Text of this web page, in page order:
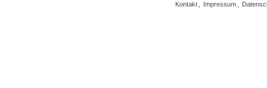
Kontakt
Impressum